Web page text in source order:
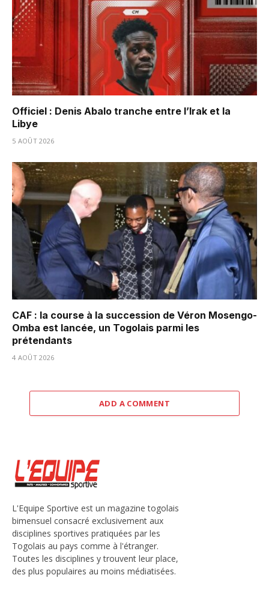
Officiel : Denis Abalo tranche entre l’Irak et la
Libye
5 AOÛT 2026
CAF : la course à la succession de Véron Mosengo-
Omba est lancée, un Togolais parmi les
prétendants
4 AOÛT 2026
ADD A COMMENT
L'Equipe Sportive est un magazine togolais
bimensuel consacré exclusivement aux
disciplines sportives pratiquées par les
Togolais au pays comme à l'étranger.
Toutes les disciplines y trouvent leur place,
des plus populaires au moins médiatisées.